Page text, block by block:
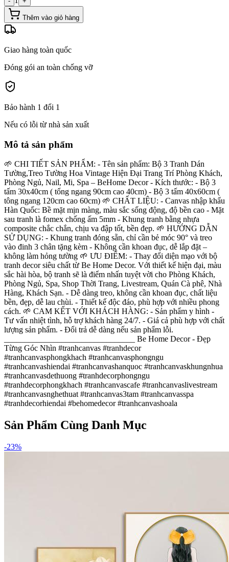
Thêm vào giỏ hàng
Giao hàng toàn quốc
Đóng gói an toàn chống vỡ
Bảo hành 1 đổi 1
Nếu có lỗi từ nhà sản xuất
Mô tả sản phẩm
🌱 CHI TIẾT SẢN PHẨM: - Tên sản phẩm: Bộ 3 Tranh Dán
Tường,Treo Tường Hoa Vintage Hiện Đại Trang Trí Phòng Khách,
Phòng Ngủ, Nail, Mi, Spa – BeHome Decor - Kích thước: - Bộ 3
tấm 30x40cm ( tổng ngang 90cm cao 40cm) - Bộ 3 tấm 40x60cm (
tông ngang 120cm cao 60cm) 🌱 CHẤT LIỆU: - Canvas nhập khẩu
Hàn Quốc: Bề mặt mịn màng, màu sắc sống động, độ bền cao - Mặt
sau tranh là fomex chống ấm 5mm - Khung tranh bằng nhựa
composite chắc chắn, chịu va đập tốt, bền đẹp. 🌱 HƯỚNG DẪN
SỬ DỤNG: - Khung tranh đóng sẵn, chỉ cần bẻ móc 90° và treo
vào đinh 3 chân tặng kèm - Không cần khoan đục, dễ lắp đặt –
không làm hỏng tường 🌱 ƯU ĐIỂM: - Thay đổi diện mạo với bộ
tranh decor siêu chất từ Be Home Decor. Với thiết kế hiện đại, màu
sắc hài hòa, bộ tranh sẽ là điểm nhấn tuyệt vời cho Phòng Khách,
Phòng Ngủ, Spa, Shop Thời Trang, Livestream, Quán Cà phê, Nhà
Hàng, Khách Sạn. - Dễ dàng treo, không cần khoan đục, chất liệu
bền, đẹp, dễ lau chùi. - Thiết kế độc đáo, phù hợp với nhiều phong
cách. 🌱 CAM KẾT VỚI KHÁCH HÀNG: - Sản phẩm y hình -
Tư vấn nhiệt tình, hỗ trợ khách hàng 24/7. - Giá cả phù hợp với chất
lượng sản phẩm. - Đổi trả dễ dàng nếu sản phẩm lỗi.
________________________________ Be Home Decor - Đẹp
Từng Góc Nhìn #tranhcanvas #tranhdecor
#tranhcanvasphongkhach #tranhcanvasphongngu
#tranhcanvashiendai #tranhcanvashanquoc #tranhcanvaskhungnhua
#tranhcanvasdethuong #tranhdecorphongngu
#tranhdecorphongkhach #tranhcanvascafe #tranhcanvaslivestream
#tranhcanvasnghethuat #tranhcanvas3tam #tranhcanvasspa
#tranhdecorhiendai #behomedecor #tranhcanvashoala
Sản Phẩm Cùng Danh Mục
-23%